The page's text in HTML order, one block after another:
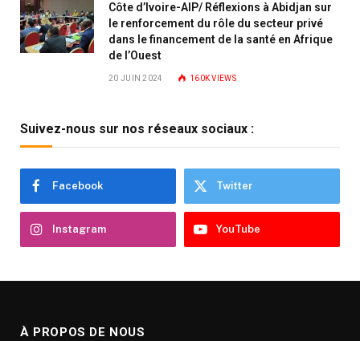
Côte d’Ivoire-AIP/ Réflexions à Abidjan sur
le renforcement du rôle du secteur privé
dans le financement de la santé en Afrique
de l’Ouest
20 JUIN 2024 160KVIEWS
Suivez-nous sur nos réseaux sociaux :
Facebook Twitter
Instagram YouTube
À PROPOS DE NOUS